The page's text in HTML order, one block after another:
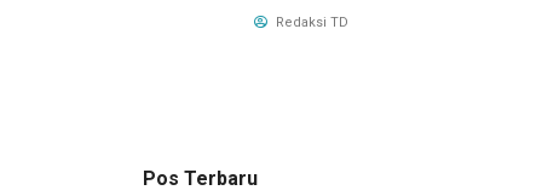
Redaksi TD
Pos Terbaru